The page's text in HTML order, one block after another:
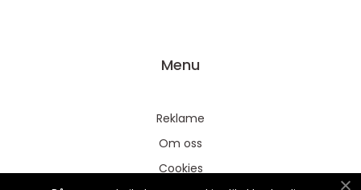
Menu
Reklame
Om oss
Cookies